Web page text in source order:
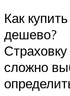
Как
дешево?
сложно